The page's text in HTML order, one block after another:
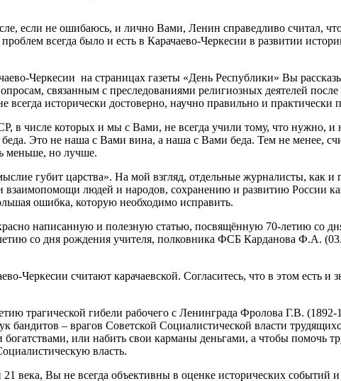
не ошибаюсь, и лично Вами, Ленин справедливо считал,
всегда было и есть в Карачаево-Черкесии в развитии
Черкесии на страницах газеты «День Республики» Вы
связанным с преследованиями религиозных деятелей
исторически достоверно, научно правильно и практически
которых и мы с Вами, не всегда учили тому, что нужно, и
Это не наша с Вами вина, а наша с Вами беда. Тем не менее,
меньше, но лучше.
губит царства». На мой взгляд, отдельные журналисты, как и
людей и народов, сохранению и развитию России
ошибка, которую необходимо исправить.
написанную и полезную статью, посвящённую 70-летию со
со дня рождения учителя, полковника ФСБ Карданова Ф.А.
считают карачаевской. Согласитесь, что в этом есть и
гибели рабочего с Ленинграда Фролова Г.В. (1892-
– врагов Советской Социалистической власти
или набить свои карманы деньгами, а чтобы помочь
власть.
Вы не всегда объективны в оценке исторических событий и